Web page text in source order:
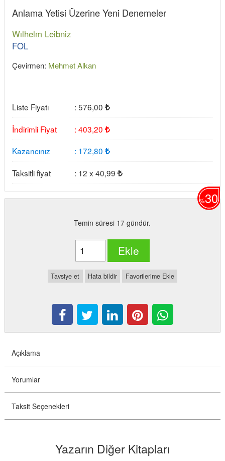
Anlama Yetisi Üzerine Yeni Denemeler
Wılhelm Leibniz
FOL
Çevirmen: Mehmet Alkan
Liste Fiyatı : 576,00
İndirimli Fiyat
: 403,20
Kazancınız
: 172,80
Taksitli fiyat
: 12 x 40,99
%30
Temin süresi 17 gündür.
Ekle
Tavsiye et Hata bildir Favorilerime Ekle
Açıklama
Yorumlar
Taksit Seçenekleri
Yazarın Diğer Kitapları